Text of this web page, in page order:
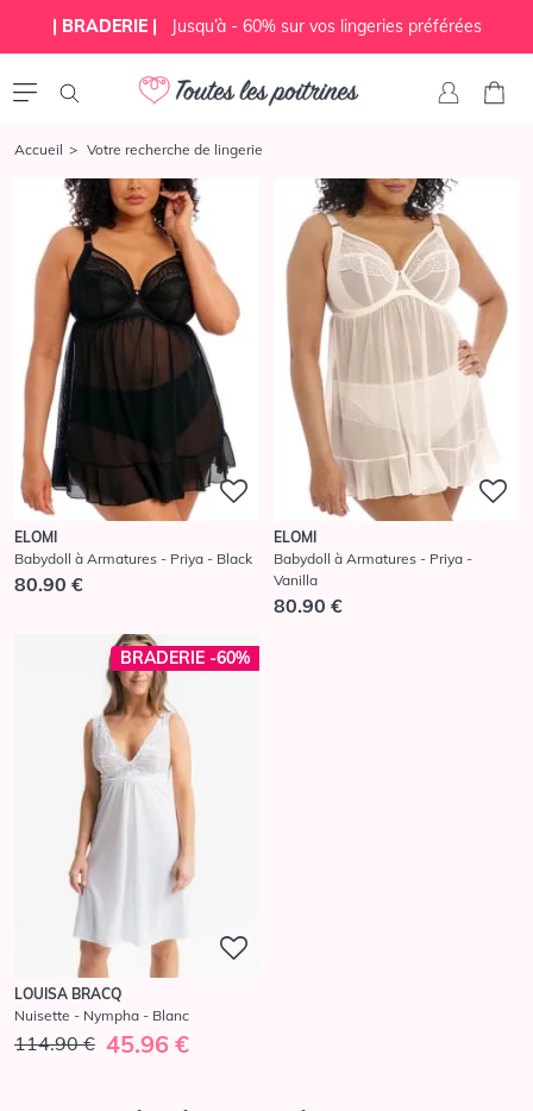
| BRADERIE | Jusqu’à - 60% sur vos lingeries préférées
Accueil Votre recherche de lingerie
ELOMI
Babydoll à Armatures - Priya - Black
80.90 €
ELOMI
Babydoll à Armatures - Priya -
Vanilla
80.90 €
BRADERIE -60%
LOUISA BRACQ
Nuisette - Nympha - Blanc
114.90 € 45.96 €